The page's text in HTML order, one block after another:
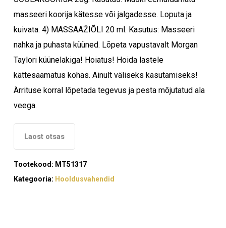
masseeri koorija kätesse või jalgadesse. Loputa ja
kuivata. 4) MASSAAŽIÕLI 20 ml. Kasutus: Masseeri
nahka ja puhasta küüned. Lõpeta vapustavalt Morgan
Taylori küünelakiga! Hoiatus! Hoida lastele
kättesaamatus kohas. Ainult väliseks kasutamiseks!
Ärrituse korral lõpetada tegevus ja pesta mõjutatud ala
veega.
Laost otsas
Tootekood: MT51317
Kategooria: Hooldusvahendid